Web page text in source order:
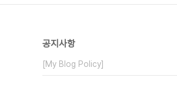
공지사항
[My Blog Policy]